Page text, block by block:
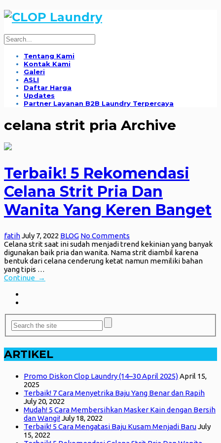
Tentang Kami
Kontak Kami
Galeri
ASLI
Daftar Harga
Updates
Partner Layanan B2B Laundry Terpercaya
celana strit pria Archive
Terbaik! 5 Rekomendasi
Celana Strit Pria Dan
Wanita Yang Keren Banget
fatihJuly 7, 2022 BLOG No Comments
Celana strit saat ini sudah menjadi trend kekinian yang banyak
digunakan baik pria dan wanita. Nama strit diambil karena
bentuk dari celana cenderung ketat namun memiliki bahan
yang tipis …
Continue →
ARTIKEL
Promo Diskon Clop Laundry (14–30 April 2025)April 15,
2025
Terbaik! 7 Cara Menyetrika Baju Yang Benar dan Rapih
July 20, 2022
Mudah! 5 Cara Membersihkan Masker Kain dengan Bersih
dan Wangi!July 18, 2022
Terbaik! 5 Cara Mengatasi Baju Kusam Menjadi BaruJuly
15, 2022